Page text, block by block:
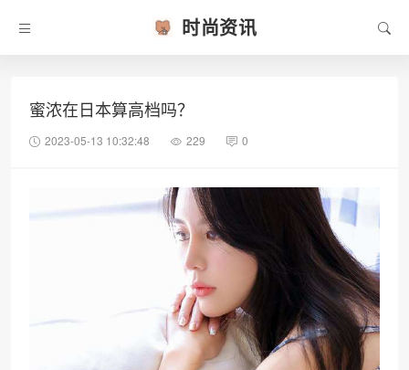
时尚资讯
蜜浓在日本算高档吗？
2023-05-13 10:32:48 229 0